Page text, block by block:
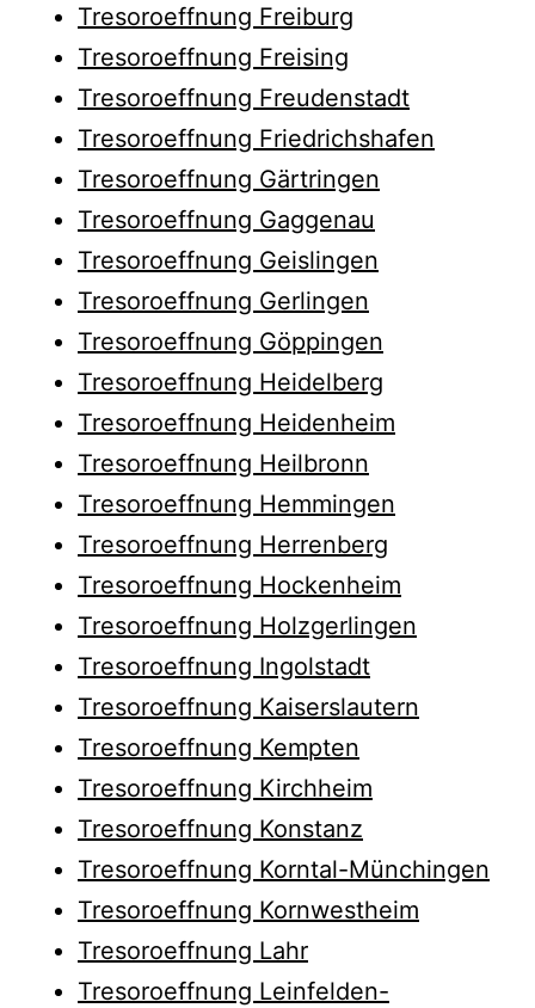
Tresoroeffnung Freiburg
Tresoroeffnung Freising
Tresoroeffnung Freudenstadt
Tresoroeffnung Friedrichshafen
Tresoroeffnung Gärtringen
Tresoroeffnung Gaggenau
Tresoroeffnung Geislingen
Tresoroeffnung Gerlingen
Tresoroeffnung Göppingen
Tresoroeffnung Heidelberg
Tresoroeffnung Heidenheim
Tresoroeffnung Heilbronn
Tresoroeffnung Hemmingen
Tresoroeffnung Herrenberg
Tresoroeffnung Hockenheim
Tresoroeffnung Holzgerlingen
Tresoroeffnung Ingolstadt
Tresoroeffnung Kaiserslautern
Tresoroeffnung Kempten
Tresoroeffnung Kirchheim
Tresoroeffnung Konstanz
Tresoroeffnung Korntal-Münchingen
Tresoroeffnung Kornwestheim
Tresoroeffnung Lahr
Tresoroeffnung Leinfelden-